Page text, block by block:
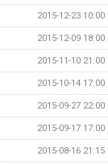
2015-12-23 10:00
2015-12-09 18:00
2015-11-10 21:00
2015-10-14 17:00
2015-09-27 22:00
2015-09-17 17:00
2015-08-16 21:15